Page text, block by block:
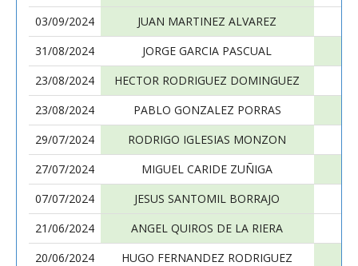
03/09/2024
JUAN MARTINEZ ALVAREZ
31/08/2024
JORGE GARCIA PASCUAL
23/08/2024
HECTOR RODRIGUEZ DOMINGUEZ
23/08/2024
PABLO GONZALEZ PORRAS
29/07/2024
RODRIGO IGLESIAS MONZON
27/07/2024
MIGUEL CARIDE ZUÑIGA
07/07/2024
JESUS SANTOMIL BORRAJO
21/06/2024
ANGEL QUIROS DE LA RIERA
20/06/2024
HUGO FERNANDEZ RODRIGUEZ